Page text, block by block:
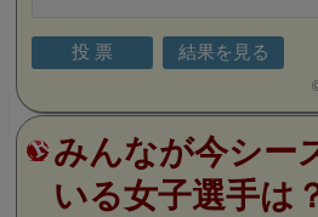
みんなが今シー
いる女子選手は